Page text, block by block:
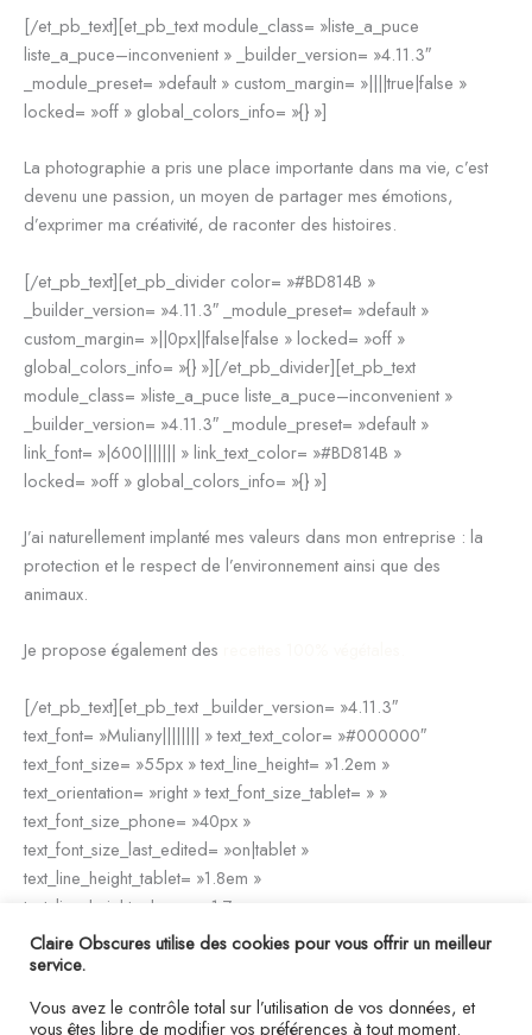
[/et_pb_text][et_pb_text module_class= »liste_a_puce
liste_a_puce–inconvenient » _builder_version= »4.11.3″
_module_preset= »default » custom_margin= »||||true|false »
locked= »off » global_colors_info= »{} »]
La photographie a pris une place importante dans ma vie, c’est
devenu une passion, un moyen de partager mes émotions,
d’exprimer ma créativité, de raconter des histoires.
[/et_pb_text][et_pb_divider color= »#BD814B »
_builder_version= »4.11.3″ _module_preset= »default »
custom_margin= »||0px||false|false » locked= »off »
global_colors_info= »{} »][/et_pb_divider][et_pb_text
module_class= »liste_a_puce liste_a_puce–inconvenient »
_builder_version= »4.11.3″ _module_preset= »default »
link_font= »|600||||||| » link_text_color= »#BD814B »
locked= »off » global_colors_info= »{} »]
J’ai naturellement implanté mes valeurs dans mon entreprise : la
protection et le respect de l’environnement ainsi que des
animaux.
Je propose également des
[/et_pb_text][et_pb_text _builder_version= »4.11.3″
text_font= »Muliany|||||||| » text_text_color= »#000000″
text_font_size= »55px » text_line_height= »1.2em »
text_orientation= »right » text_font_size_tablet= » »
text_font_size_phone= »40px »
text_font_size_last_edited= »on|tablet »
text_line_height_tablet= »1.8em »
text_line_height_phone= »1.7em »
text_line_height_last_edited= »off|phone » locked= »off »
global_colors_info= »{} »]
Claire
Claire Obscures utilise des cookies pour vous offrir un meilleur
service.
Vous avez le contrôle total sur l’utilisation de vos données, et
vous êtes libre de modifier vos préférences à tout moment.